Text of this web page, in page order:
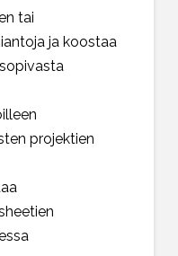
tai
ja koostaa
projektien